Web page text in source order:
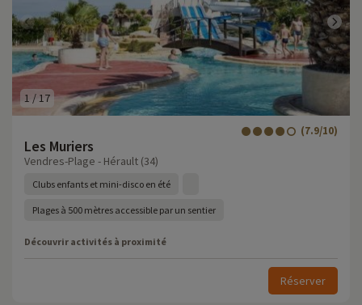
1 / 17
Les Muriers
(7.9/10)
Vendres-Plage - Hérault (34)
Clubs enfants et mini-disco en été
Plages à 500 mètres accessible par un sentier
Découvrir activités à proximité
Réserver